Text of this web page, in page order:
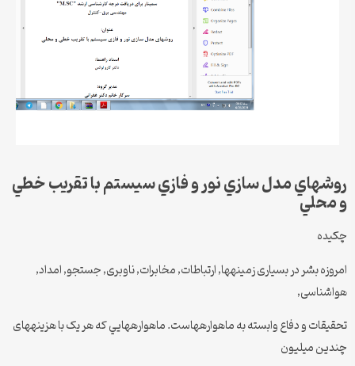
روشهاي مدل سازي نور و فازي سيستم با تقريب خطي
و محلي
چکيده
امروزه بشر در بسياری زمينهها, ارتباطات, مخابرات, ناوبری, جستجو, امداد,
هواشناسی,
تحقيقات و دفاع وابسته به ماهوارههاست. ماهوارههايي که هر يک با هزينههای
چندين ميليون